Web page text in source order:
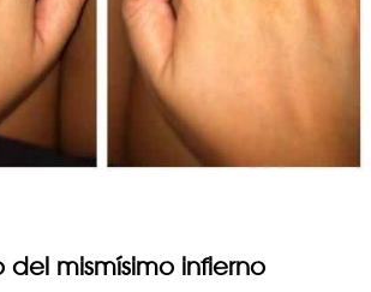
del mismísimo infierno